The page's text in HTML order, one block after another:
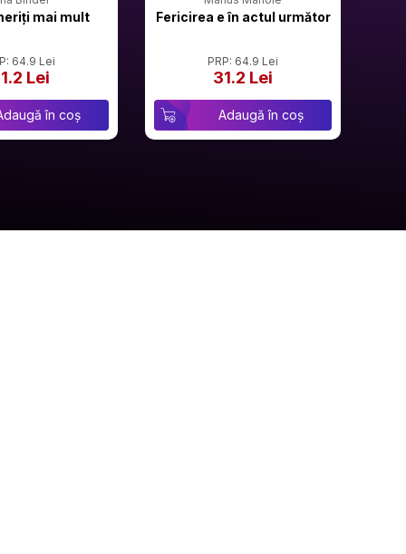
mai mult
64.9 Lei
Lei
în coș
Fericirea e în actul următor
PRP: 64.9 Lei
31.2 Lei
Adaugă în coș